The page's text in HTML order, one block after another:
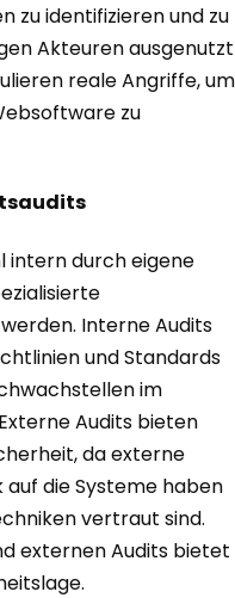
zu identifizieren und zu
Akteuren ausgenutzt
reale Angriffe, um
zu
intern durch eigene
Interne Audits
und Standards
im
Audits bieten
da externe
die Systeme haben
vertraut sind.
externen Audits bietet